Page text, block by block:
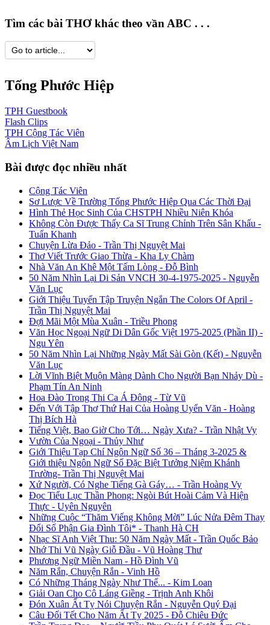
Tìm các bài THƠ khác theo vần ABC . . .
Tống Phước Hiệp
TPH Guestbook
Flash Clips
TPH Cộng Tác Viên
Âm Lịch Việt Nam
Bài được đọc nhiều nhất
Cộng Tác Viên
Sơ Lược Về Trường Tống Phước Hiệp Qua Các Thời Đại
Hình Thẻ Học Sinh Của CHSTPH Nhiều Niên Khóa
Không Còn Được Thấy Ca Sĩ Trung Chỉnh Trên Sân Khấu -
Tuấn Khanh
Chuyện Lừa Đảo - Trần Thị Nguyệt Mai
Thơ Viết Trước Giao Thừa - Kha Ly Chàm
Nhà Văn An Khê Một Tấm Lòng - Đỗ Bình
50 Năm Nhìn Lại Di Sản VNCH 30-4-1975-2025 - Nguyễn
Văn Lục
Giới Thiệu Tuyển Tập Truyện Ngắn The Colors Of April -
Trần Thị Nguyệt Mai
Đợi Mãi Một Mùa Xuân - Triều Phong
Văn Học Ngoại Ngữ Di Dân Gốc Việt 1975-2025 (Phần II) -
Ngu Yên
50 Năm Nhìn Lại Những Ngày Mất Sài Gòn (Kết) - Nguyễn
Văn Lục
Lời Vĩnh Biệt Muộn Màng Dành Cho Người Bạn Nhảy Dù -
Phạm Tín An Ninh
Hoa Đào Trong Thi Ca Á Đông - Từ Vũ
Đến Với Tập Thơ Thứ Hai Của Hoàng Uyển Văn - Hoàng
Thị Bích Hà
Tiếng Việt, Bao Giờ Cho Tới… Ngày Xưa? - Trần Nhật Vy
Vườn Của Ngoại - Thủy Như
Giới Thiệu Tạp Chí Ngôn Ngữ Số 36 – Tháng 3-2025 &
Giới thiệu Ngôn Ngữ Số Đặc Biệt Tưởng Niệm Khánh
Trường- Trần Thị Nguyệt Mai
Xứ Người, Có Nghe Tiếng Gà Gáy… - Trần Hoàng Vy
Đọc Tiểu Lục Thần Phong: Ngòi Bút Hoài Cảm Và Hiện
Thực - Uyên Nguyên
Những Cuộc “Thăm Viếng Không Mời” Lúc Nửa Đêm Thay
Đổi Số Phận Gia Đình Tôi* - Thanh Hà CH
Nhạc Sĩ Anh Việt Thu: 50 Năm Ngày Mất - Trần Quốc Bảo
Nhớ Thi Vũ Ngày Giỗ Đầu - Vũ Hoàng Thư
Phương Ngữ Miền Nam - Hồ Đình Vũ
Năm Rắn, Chuyện Rắn - Vinh Hồ
Có Những Tháng Ngày Như Thế... - Kim Loan
Giải Oan Cho Cô Láng Giềng - Trịnh Anh Khôi
Đón Xuân Ất Tỵ Nói Chuyện Rắn - Nguyễn Quý Đại
Câu Đối Tết Cho Năm Ất Tỵ 2025 - Đỗ Chiêu Đức